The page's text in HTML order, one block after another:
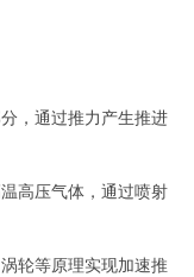
，通过推力产生推进
高压气体，通过喷射
轮等原理实现加速推